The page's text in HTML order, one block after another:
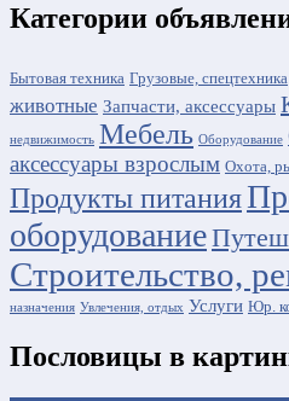
Категории
Бытовая техника Грузовые, спецтехника
животные Запчасти, аксессуары
недвижимость Мебель Оборудование
аксессуары взрослым Охота,
Продукты питания
оборудование
Строительство,
назначения Увлечения, отдых Услуги Юр.
Пословицы в